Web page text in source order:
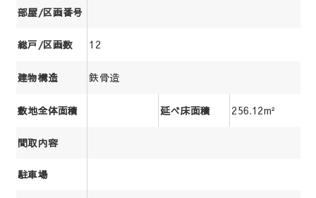
部屋/区画番号
総戸/区画数 12
建物構造 鉄骨造
敷地全体面積 延べ床面積 256.12m²
間取内容
駐車場